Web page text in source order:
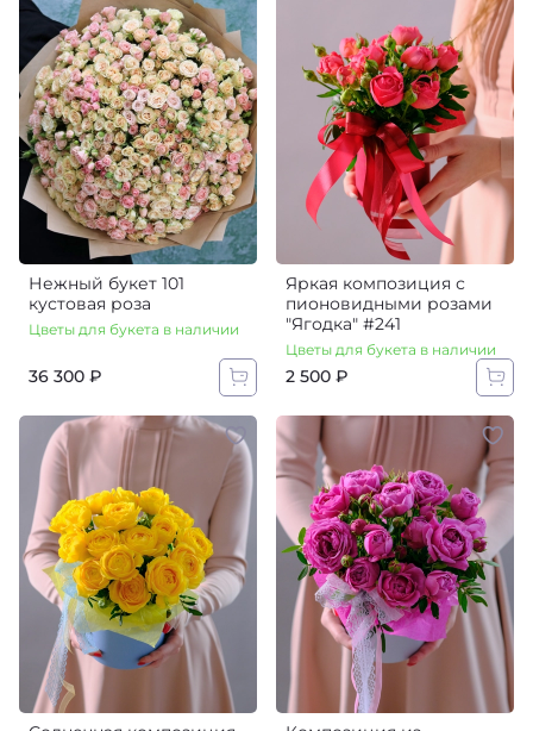
Нежный букет 101
кустовая роза
Цветы для букета в наличии
36 300 ₽
Яркая композиция с
пионовидными розами
"Ягодка" #241
Цветы для букета в наличии
2 500 ₽